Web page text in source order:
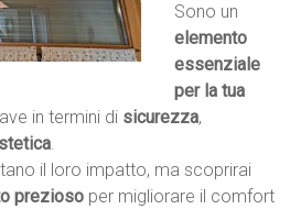
Sono un
elemento
essenziale
per la tua
in termini di sicurezza,
.
il loro impatto, ma scoprirai
prezioso per migliorare il comfort